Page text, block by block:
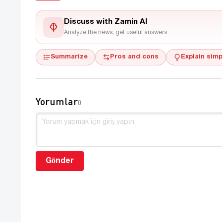
Discuss with Zamin AI
Analyze the news, get useful answers
Summarize Pros and cons Explain
Yorumlar0
Gönder